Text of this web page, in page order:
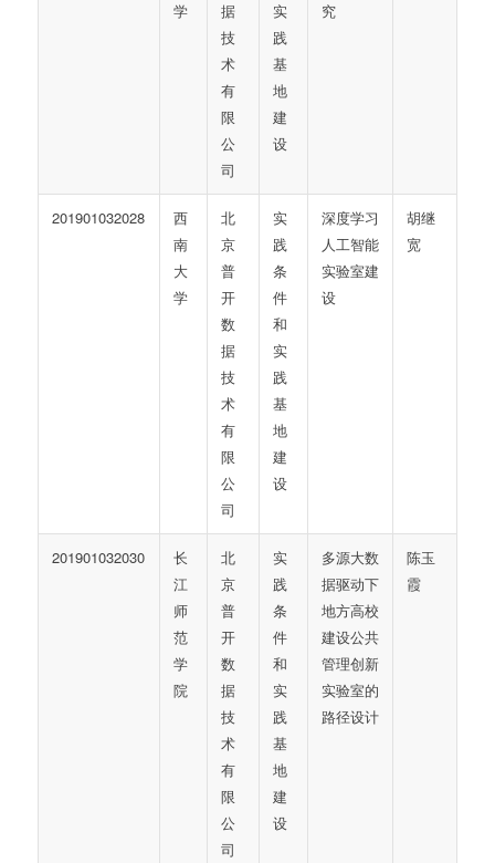
学
据
技
术
有
限
公
司
实
践
基
地
建
设
究
201901032028
西
南
大
学
北
京
普
开
数
据
技
术
有
限
公
司
实
践
条
件
和
实
践
基
地
建
设
深度学习
人工智能
实验室建
设
胡继
宽
201901032030
长
江
师
范
学
院
北
京
普
开
数
据
技
术
有
限
公
司
实
践
条
件
和
实
践
基
地
建
设
多源大数
据驱动下
地方高校
建设公共
管理创新
实验室的
路径设计
陈玉
霞